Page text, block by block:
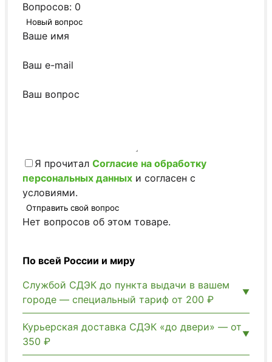
Вопросов: 0
Новый вопрос
Ваше имя
Ваш e-mail
Ваш вопрос
Я прочитал Согласие на обработку
персональных данных и согласен с
условиями.
Отправить свой вопрос
Нет вопросов об этом товаре.
По всей России и миру
Службой СДЭК до пункта выдачи в вашем
городе — специальный тариф от 200 ₽
Курьерская доставка СДЭК «до двери» — от
350 ₽